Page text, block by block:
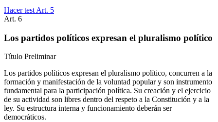
Hacer test Art. 5
Art. 6
Los partidos políticos expresan el pluralismo político
Título Preliminar
Los partidos políticos expresan el pluralismo político, concurren a la
formación y manifestación de la voluntad popular y son instrumento
fundamental para la participación política. Su creación y el ejercicio
de su actividad son libres dentro del respeto a la Constitución y a la
ley. Su estructura interna y funcionamiento deberán ser
democráticos.